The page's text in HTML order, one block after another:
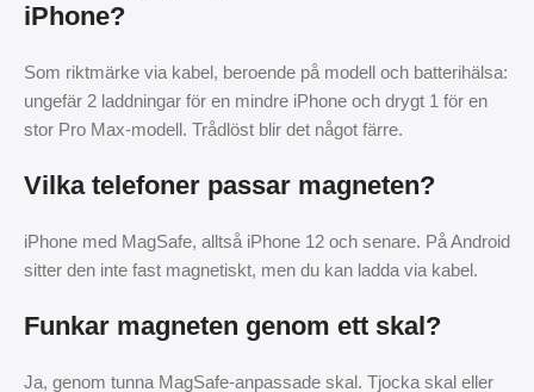
iPhone?
Som riktmärke via kabel, beroende på modell och batterihälsa:
ungefär 2 laddningar för en mindre iPhone och drygt 1 för en
stor Pro Max-modell. Trådlöst blir det något färre.
Vilka telefoner passar magneten?
iPhone med MagSafe, alltså iPhone 12 och senare. På Android
sitter den inte fast magnetiskt, men du kan ladda via kabel.
Funkar magneten genom ett skal?
Ja, genom tunna MagSafe-anpassade skal. Tjocka skal eller